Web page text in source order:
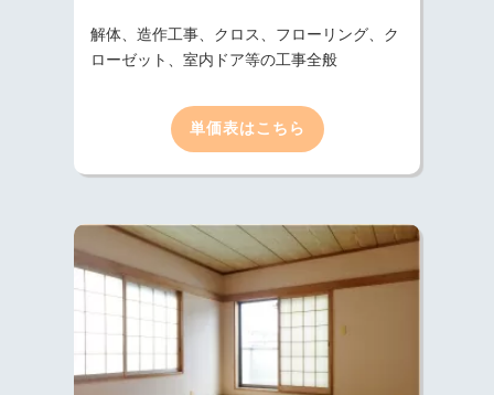
解体、造作工事、クロス、フローリング、ク
ローゼット、室内ドア等の工事全般
単価表はこちら